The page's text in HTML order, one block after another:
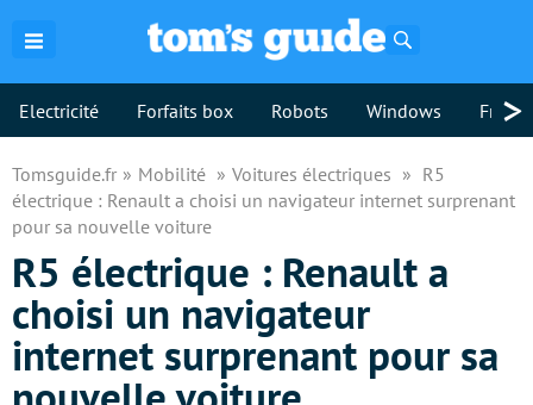
Electricité Forfaits box Robots Windows >
Tomsguide.fr Mobilité Voitures électriques
R5
électrique : Renault a choisi un navigateur internet surprenant
pour sa nouvelle voiture
R5 électrique : Renault a
choisi un navigateur
internet surprenant pour sa